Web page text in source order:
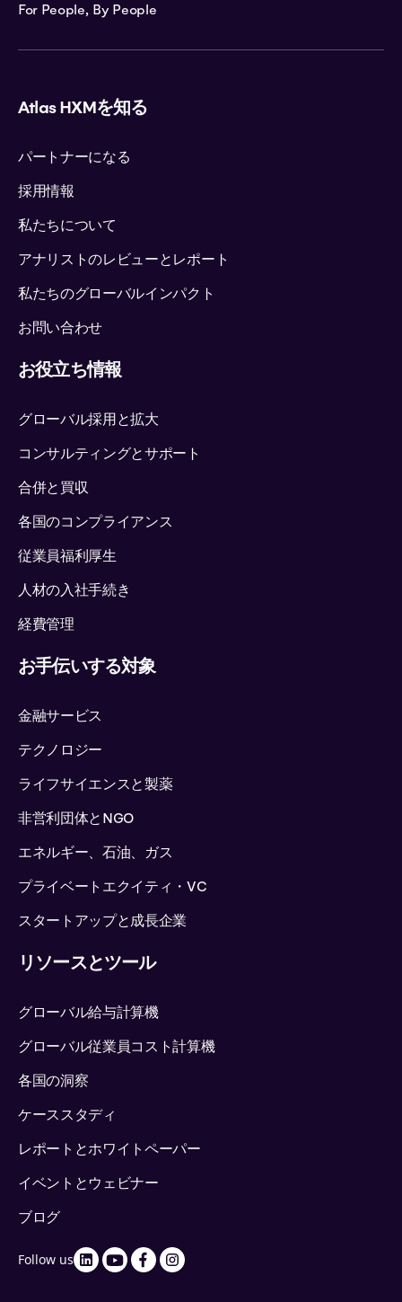
For People, By People
Atlas HXMを知る
パートナーになる
採用情報
私たちについて
アナリストのレビューとレポート
私たちのグローバルインパクト
お問い合わせ
お役立ち情報
グローバル採用と拡大
コンサルティングとサポート
合併と買収
各国のコンプライアンス
従業員福利厚生
人材の入社手続き
経費管理
お手伝いする対象
金融サービス
テクノロジー
ライフサイエンスと製薬
非営利団体とNGO
エネルギー、石油、ガス
プライベートエクイティ・VC
スタートアップと成長企業
リソースとツール
グローバル給与計算機
グローバル従業員コスト計算機
各国の洞察
ケーススタディ
レポートとホワイトペーパー
イベントとウェビナー
ブログ
Follow us